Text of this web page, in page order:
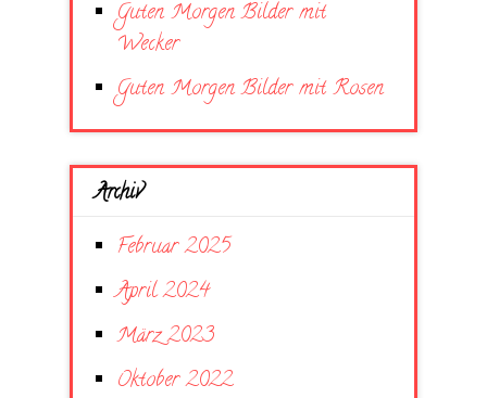
Guten Morgen Bilder mit
Wecker
Guten Morgen Bilder mit Rosen
Archiv
Februar 2025
April 2024
März 2023
Oktober 2022